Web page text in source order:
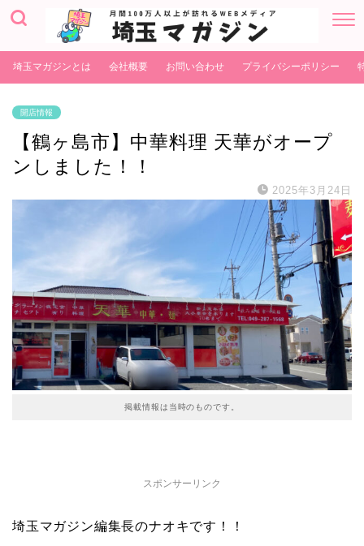
埼玉マガジンとは 会社概要 お問い合わせ プライバシーポリシー
開店情報
【鶴ヶ島市】中華料理 天華がオープ
ンしました！！
2025年3月24日
掲載情報は当時のものです。
スポンサーリンク
埼玉マガジン編集長のナオキです！！